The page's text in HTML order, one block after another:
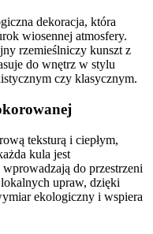
dekoracja, która
wiosennej atmosfery.
rzemieślniczy kunszt z
do wnętrz w stylu
czy klasycznym.
teksturą i ciepłym,
kula jest
do przestrzeni
upraw, dzięki
ekologiczny i wspiera